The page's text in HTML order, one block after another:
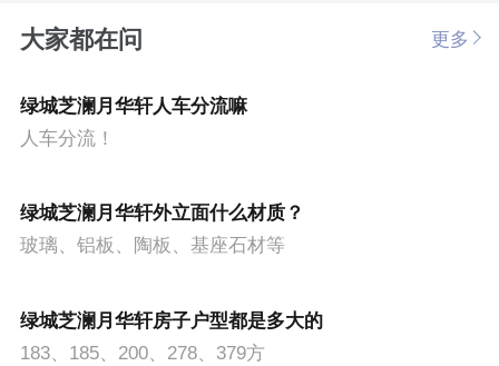
大家都在问 更多
绿城芝澜月华轩人车分流嘛
人车分流！
绿城芝澜月华轩外立面什么材质？
玻璃、铝板、陶板、基座石材等
绿城芝澜月华轩房子户型都是多大的
183、185、200、278、379方